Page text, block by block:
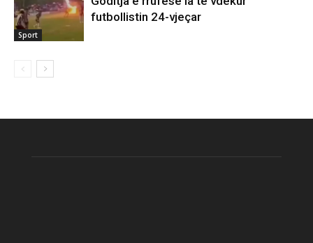
Sport
futbollistin 24-vjeçar